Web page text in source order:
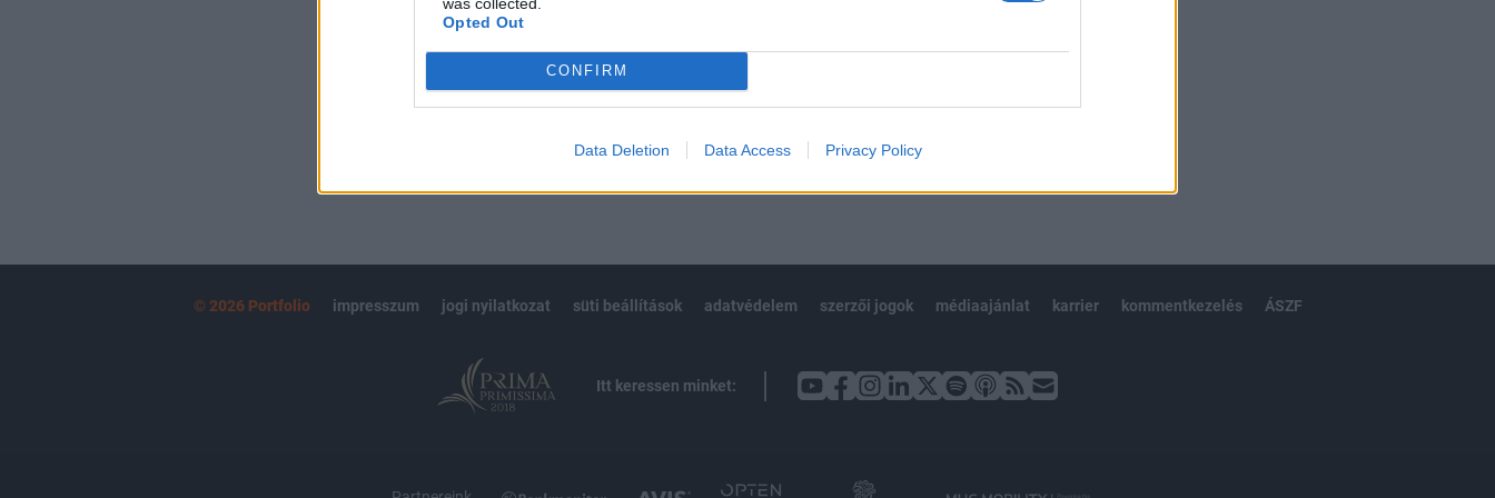
Opted Out
CONFIRM
Data Deletion Data Access Privacy Policy
kötéslistái
Előfizetés
MÁR ELŐFIZETŐNK VAGY? BEJELENTKEZÉS
© 2026 Portfolio impresszum jogi nyilatkozat süti beállítások adatvédelem szerzői jogok médiaajánlat karrier kommentkezelés ÁSZF
Itt keressen minket: